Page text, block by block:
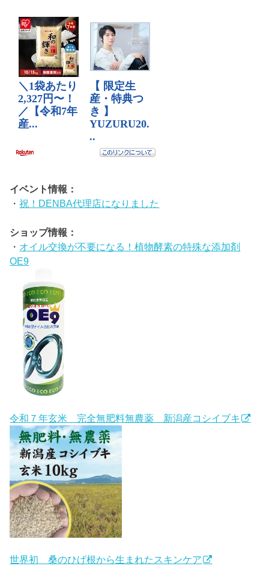
イベント情報：
・祝！DENBA代理店になりました
ショップ情報：
・ オイル交換が不要になる！植物酵素の特殊な添加剤
OE9
令和７年玄米 完全無肥料無農薬 新潟産コシイブキ
世界初 桑のひげ根から生まれたスキンケア